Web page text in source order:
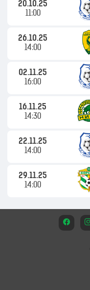
20.10.25
11:00
26.10.25
14:00
02.11.25
16:00
16.11.25
14:30
22.11.25
14:00
29.11.25
14:00